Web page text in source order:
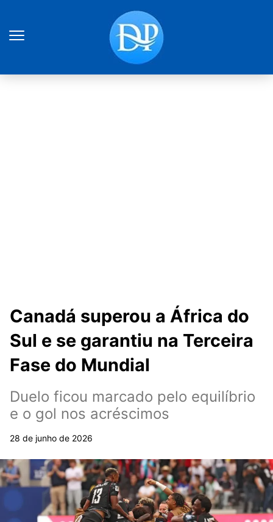
Canadá superou a África do
Sul e se garantiu na Terceira
Fase do Mundial
Duelo ficou marcado pelo equilíbrio
e o gol nos acréscimos
28 de junho de 2026